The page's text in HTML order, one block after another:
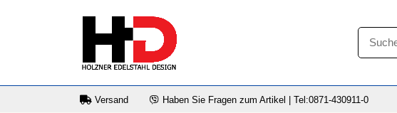
Versand Haben Sie Fragen zum Artikel | Tel:0871-430911-0